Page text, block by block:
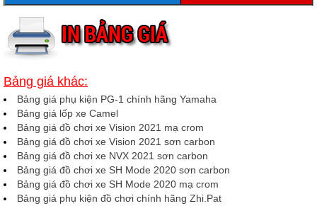
Bảng giá khác:
Bảng giá phụ kiện PG-1 chính hãng Yamaha
Bảng giá lốp xe Camel
Bảng giá đồ chơi xe Vision 2021 mạ crom
Bảng giá đồ chơi xe Vision 2021 sơn carbon
Bảng giá đồ chơi xe NVX 2021 sơn carbon
Bảng giá đồ chơi xe SH Mode 2020 sơn carbon
Bảng giá đồ chơi xe SH Mode 2020 mạ crom
Bảng giá phụ kiện đồ chơi chính hãng Zhi.Pat